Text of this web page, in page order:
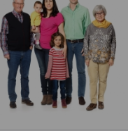
Leer más